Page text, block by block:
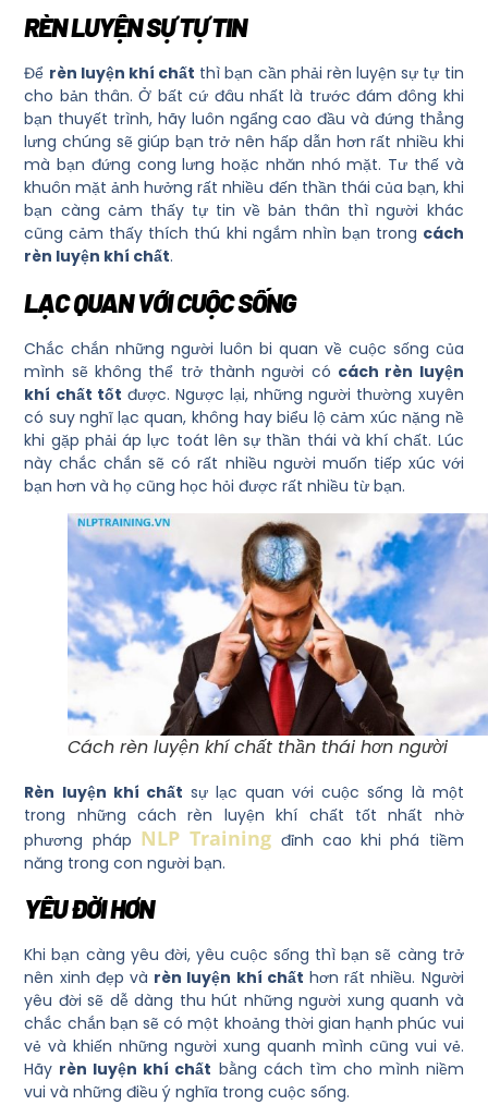
RÈN LUYỆN SỰ TỰ TIN
Để rèn luyện khí chất thì bạn cần phải rèn luyện sự tự tin
cho bản thân. Ở bất cứ đâu nhất là trước đám đông khi
bạn thuyết trình, hãy luôn ngẩng cao đầu và đứng thẳng
lưng chúng sẽ giúp bạn trở nên hấp dẫn hơn rất nhiều khi
mà bạn đứng cong lưng hoặc nhăn nhó mặt. Tư thế và
khuôn mặt ảnh hưởng rất nhiều đến thần thái của bạn, khi
bạn càng cảm thấy tự tin về bản thân thì người khác
cũng cảm thấy thích thú khi ngắm nhìn bạn trong cách
rèn luyện khí chất.
LẠC QUAN VỚI CUỘC SỐNG
Chắc chắn những người luôn bi quan về cuộc sống của
mình sẽ không thể trở thành người có cách rèn luyện
khí chất tốt được. Ngược lại, những người thường xuyên
có suy nghĩ lạc quan, không hay biểu lộ cảm xúc nặng nề
khi gặp phải áp lực toát lên sự thần thái và khí chất. Lúc
này chắc chắn sẽ có rất nhiều người muốn tiếp xúc với
bạn hơn và họ cũng học hỏi được rất nhiều từ bạn.
Cách rèn luyện khí chất thần thái hơn người
Rèn luyện khí chất sự lạc quan với cuộc sống là một
trong những cách rèn luyện khí chất tốt nhất nhờ
phương pháp NLP Training đỉnh cao khi phá tiềm
năng trong con người bạn.
YÊU ĐỜI HƠN
Khi bạn càng yêu đời, yêu cuộc sống thì bạn sẽ càng trở
nên xinh đẹp và rèn luyện khí chất hơn rất nhiều. Người
yêu đời sẽ dễ dàng thu hút những người xung quanh và
chắc chắn bạn sẽ có một khoảng thời gian hạnh phúc vui
vẻ và khiến những người xung quanh mình cũng vui vẻ.
Hãy rèn luyện khí chất bằng cách tìm cho mình niềm
vui và những điều ý nghĩa trong cuộc sống.